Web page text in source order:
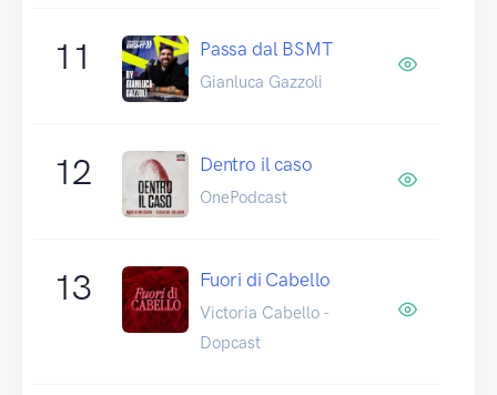
11 Passa dal BSMT
Gianluca Gazzoli
12 Dentro il caso
OnePodcast
13 Fuori di Cabello
Victoria Cabello -
Dopcast